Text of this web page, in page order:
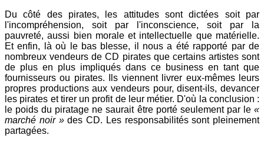
Du côté des pirates, les attitudes sont dictées soit par
l'incompréhension, soit par l'inconscience, soit par la
pauvreté, aussi bien morale et intellectuelle que matérielle.
Et enfin, là où le bas blesse, il nous a été rapporté par de
nombreux vendeurs de CD pirates que certains artistes sont
de plus en plus impliqués dans ce business en tant que
fournisseurs ou pirates. Ils viennent livrer eux-mêmes leurs
propres productions aux vendeurs pour, disent-ils, devancer
les pirates et tirer un profit de leur métier. D'où la conclusion :
le poids du piratage ne saurait être porté seulement par le «
marché noir »des CD. Les responsabilités sont pleinement
partagées.